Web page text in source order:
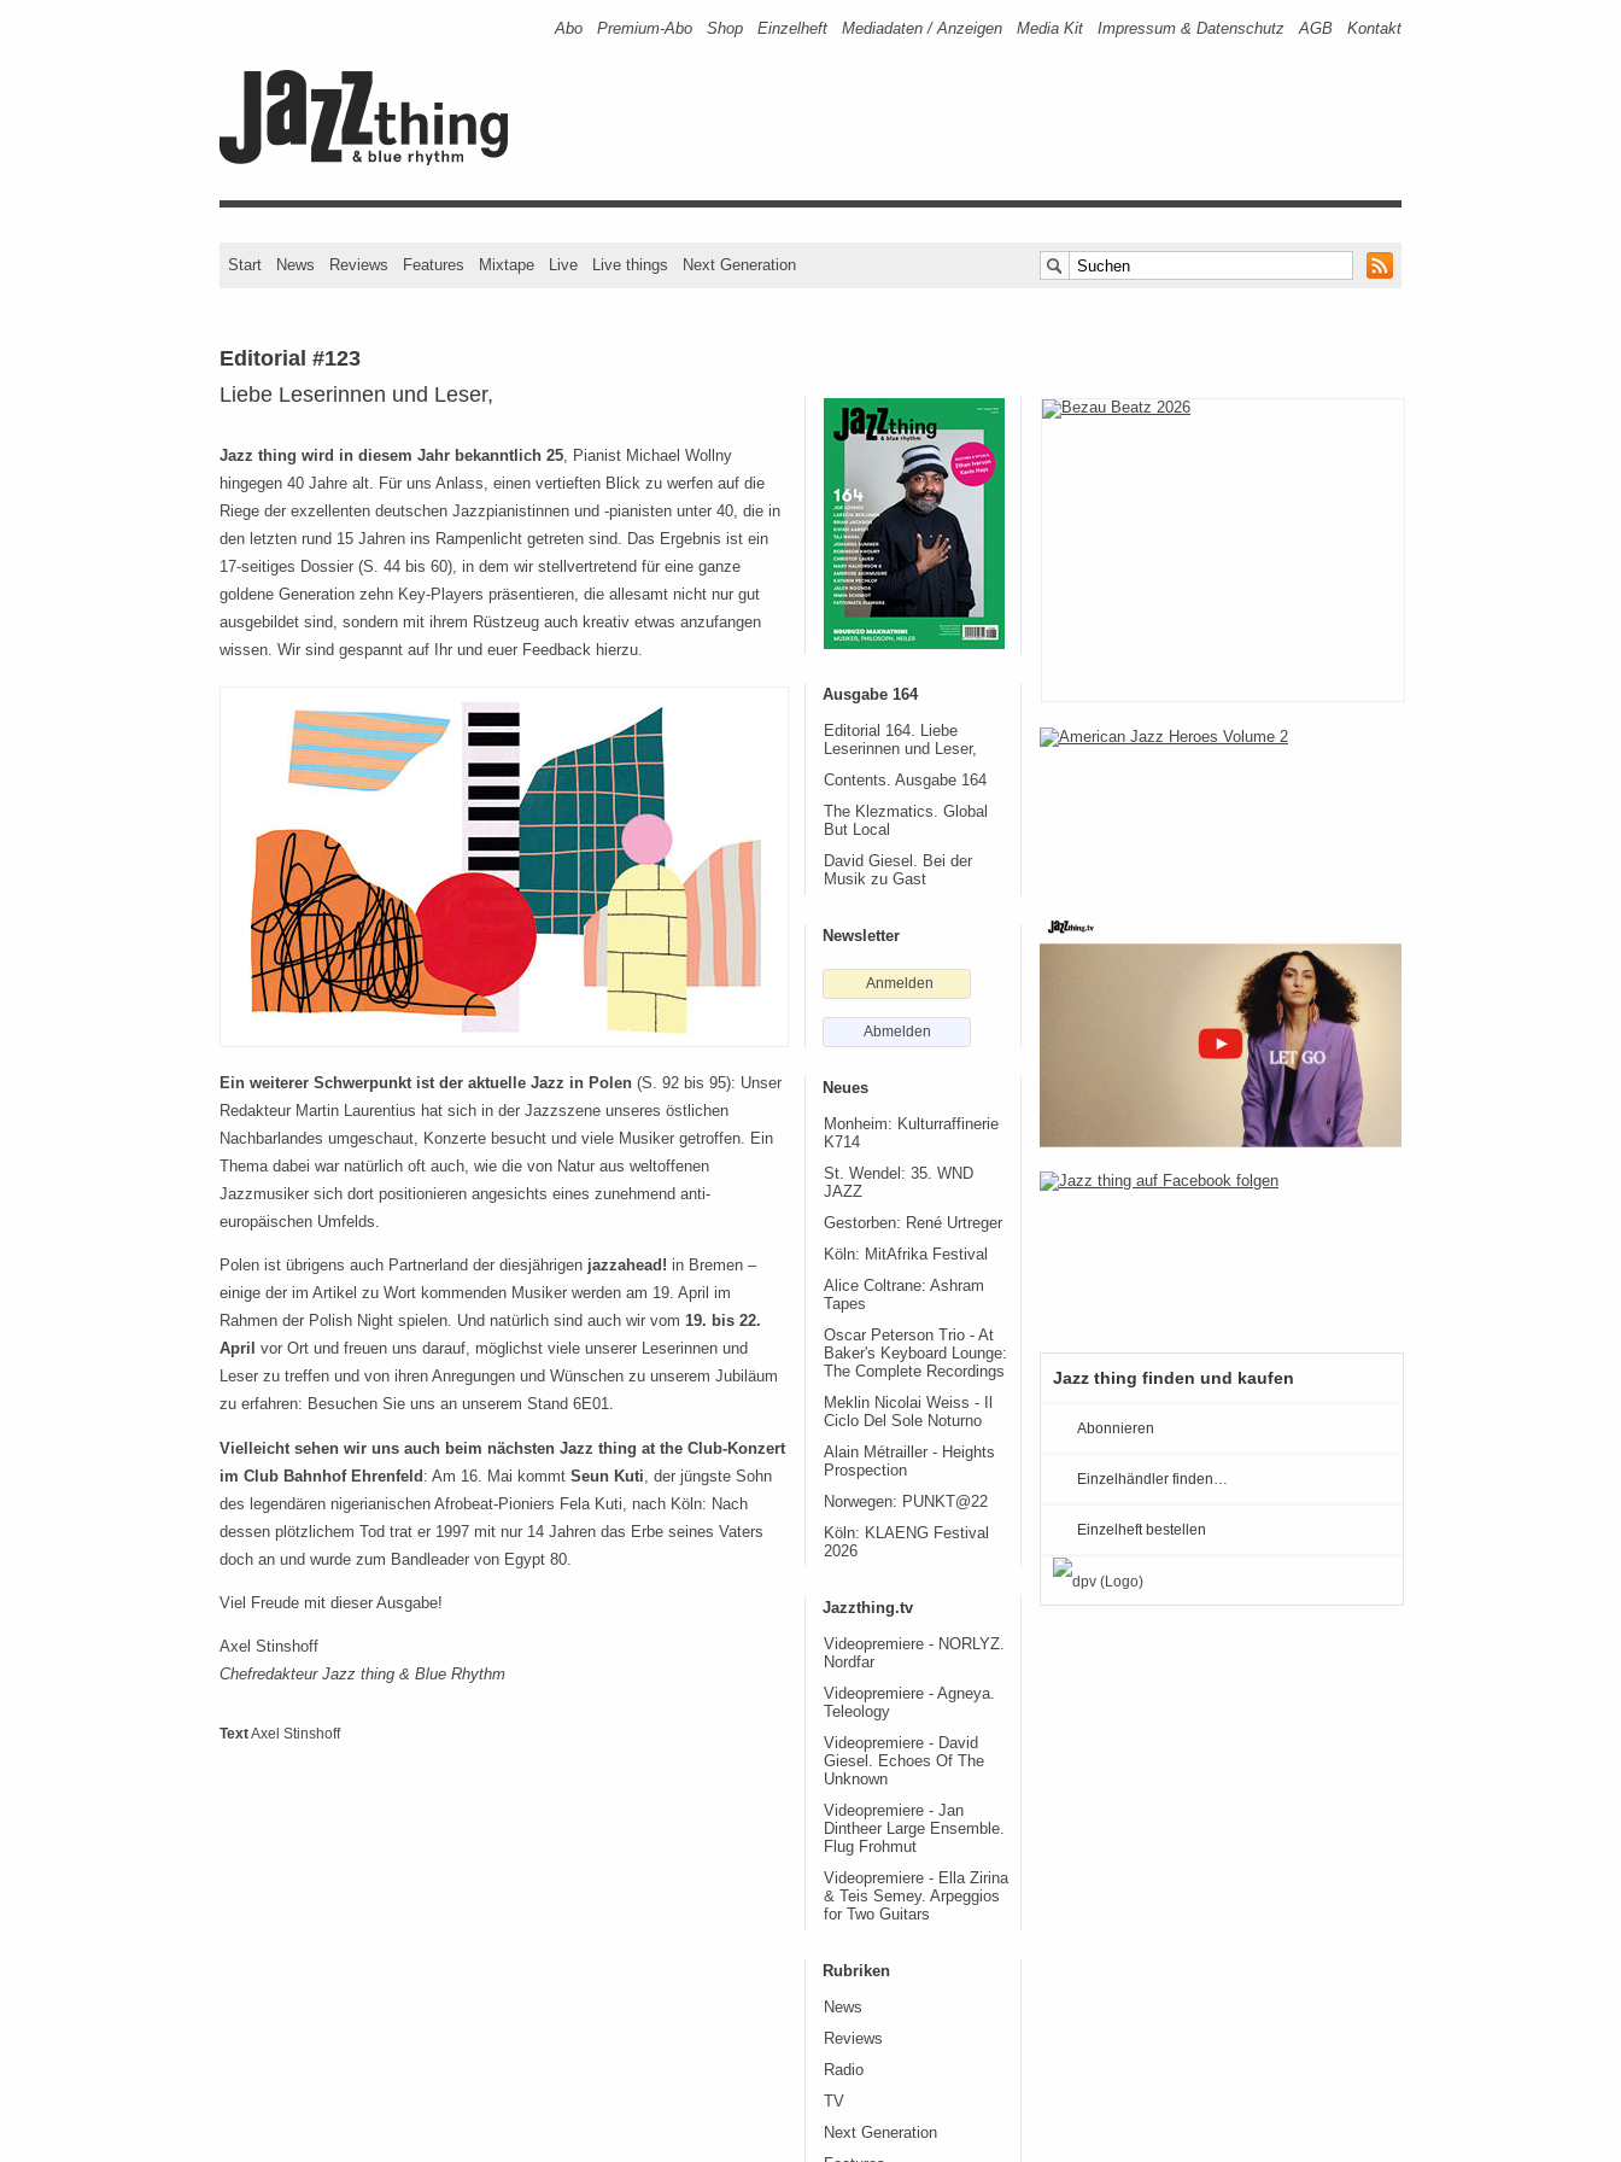
Abo Premium-Abo Shop Einzelheft Mediadaten / Anzeigen Media Kit Impressum & Datenschutz AGB Kontakt
Start News Reviews Features Mixtape Live Live things Next Generation
Editorial #123
Liebe Leserinnen und Leser,
Jazz thing wird in diesem Jahr bekanntlich 25, Pianist Michael Wollny
hingegen 40 Jahre alt. Für uns Anlass, einen vertieften Blick zu werfen auf die
Riege der exzellenten deutschen Jazzpianistinnen und -pianisten unter 40, die in
den letzten rund 15 Jahren ins Rampenlicht getreten sind. Das Ergebnis ist ein
17-seitiges Dossier (S. 44 bis 60), in dem wir stellvertretend für eine ganze
goldene Generation zehn Key-Players präsentieren, die allesamt nicht nur gut
ausgebildet sind, sondern mit ihrem Rüstzeug auch kreativ etwas anzufangen
wissen. Wir sind gespannt auf Ihr und euer Feedback hierzu.
Ein weiterer Schwerpunkt ist der aktuelle Jazz in Polen (S. 92 bis 95): Unser
Redakteur Martin Laurentius hat sich in der Jazzszene unseres östlichen
Nachbarlandes umgeschaut, Konzerte besucht und viele Musiker getroffen. Ein
Thema dabei war natürlich oft auch, wie die von Natur aus weltoffenen
Jazzmusiker sich dort positionieren angesichts eines zunehmend anti-
europäischen Umfelds.
Polen ist übrigens auch Partnerland der diesjährigen jazzahead! in Bremen –
einige der im Artikel zu Wort kommenden Musiker werden am 19. April im
Rahmen der Polish Night spielen. Und natürlich sind auch wir vom 19. bis 22.
April vor Ort und freuen uns darauf, möglichst viele unserer Leserinnen und
Leser zu treffen und von ihren Anregungen und Wünschen zu unserem Jubiläum
zu erfahren: Besuchen Sie uns an unserem Stand 6E01.
Vielleicht sehen wir uns auch beim nächsten Jazz thing at the Club-Konzert
im Club Bahnhof Ehrenfeld: Am 16. Mai kommt Seun Kuti , der jüngste Sohn
des legendären nigerianischen Afrobeat-Pioniers Fela Kuti, nach Köln: Nach
dessen plötzlichem Tod trat er 1997 mit nur 14 Jahren das Erbe seines Vaters
doch an und wurde zum Bandleader von Egypt 80.
Viel Freude mit dieser Ausgabe!
Axel Stinshoff
Chefredakteur Jazz thing & Blue Rhythm
TextAxel Stinshoff
Ausgabe 164
Editorial 164. Liebe
Leserinnen und Leser,
Contents. Ausgabe 164
The Klezmatics. Global
But Local
David Giesel. Bei der
Musik zu Gast
Newsletter
Anmelden
Abmelden
Neues
Monheim: Kulturraffinerie
K714
St. Wendel: 35. WND
JAZZ
Gestorben: René Urtreger
Köln: MitAfrika Festival
Alice Coltrane: Ashram
Tapes
Oscar Peterson Trio - At
Baker's Keyboard Lounge:
The Complete Recordings
Meklin Nicolai Weiss - Il
Ciclo Del Sole Noturno
Alain Métrailler - Heights
Prospection
Norwegen: PUNKT@22
Köln: KLAENG Festival
2026
Jazzthing.tv
Videopremiere - NORLYZ.
Nordfar
Videopremiere - Agneya.
Teleology
Videopremiere - David
Giesel. Echoes Of The
Unknown
Videopremiere - Jan
Dintheer Large Ensemble.
Flug Frohmut
Videopremiere - Ella Zirina
& Teis Semey. Arpeggios
for Two Guitars
Rubriken
News
Reviews
Radio
TV
Next Generation
Jazz thing finden und kaufen
Abonnieren
Einzelhändler finden…
Einzelheft bestellen